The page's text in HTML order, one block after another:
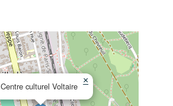
Centre culturel Voltaire
×